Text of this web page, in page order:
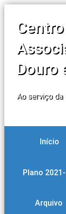
Douro
Ao serviço da
Início
Plano
Arquivo